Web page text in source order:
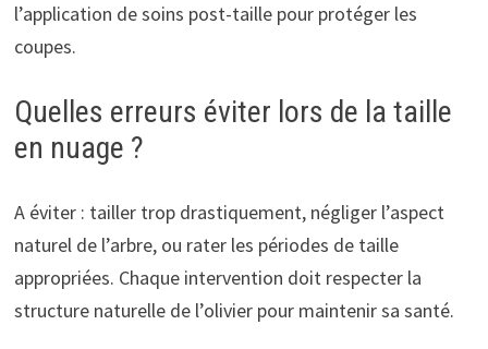
l’application de soins post-taille pour protéger les
coupes.
Quelles erreurs éviter lors de la taille
en nuage ?
A éviter : tailler trop drastiquement, négliger l’aspect
naturel de l’arbre, ou rater les périodes de taille
appropriées. Chaque intervention doit respecter la
structure naturelle de l’olivier pour maintenir sa santé.